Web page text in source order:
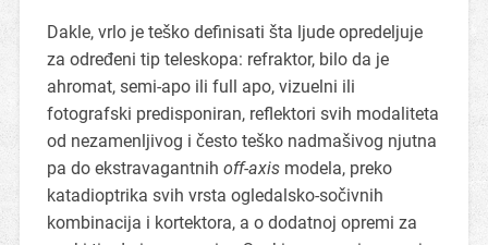
Dakle, vrlo je teško definisati šta ljude opredeljuje
za određeni tip teleskopa: refraktor, bilo da je
ahromat, semi-apo ili full apo, vizuelni ili
fotografski predisponiran, reflektori svih modaliteta
od nezamenljivog i često teško nadmašivog njutna
pa do ekstravagantnih off-axismodela, preko
katadioptrika svih vrsta ogledalsko-sočivnih
kombinacija i kortektora, a o dodatnoj opremi za